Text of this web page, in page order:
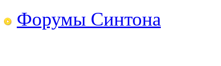
Форумы Синтона